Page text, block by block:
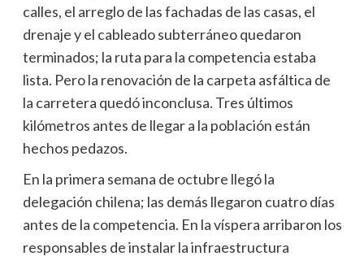
calles, el arreglo de las fachadas de las casas, el
drenaje y el cableado subterráneo quedaron
terminados; la ruta para la competencia estaba
lista. Pero la renovación de la carpeta asfáltica de
la carretera quedó inconclusa. Tres últimos
kilómetros antes de llegar a la población están
hechos pedazos.
En la primera semana de octubre llegó la
delegación chilena; las demás llegaron cuatro días
antes de la competencia. En la víspera arribaron los
responsables de instalar la infraestructura